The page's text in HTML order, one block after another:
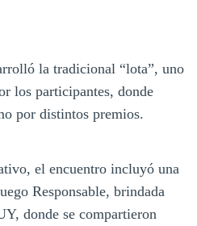
la tradicional “lota”, uno
los participantes, donde
por distintos premios.
el encuentro incluyó una
Responsable, brindada
donde se compartieron